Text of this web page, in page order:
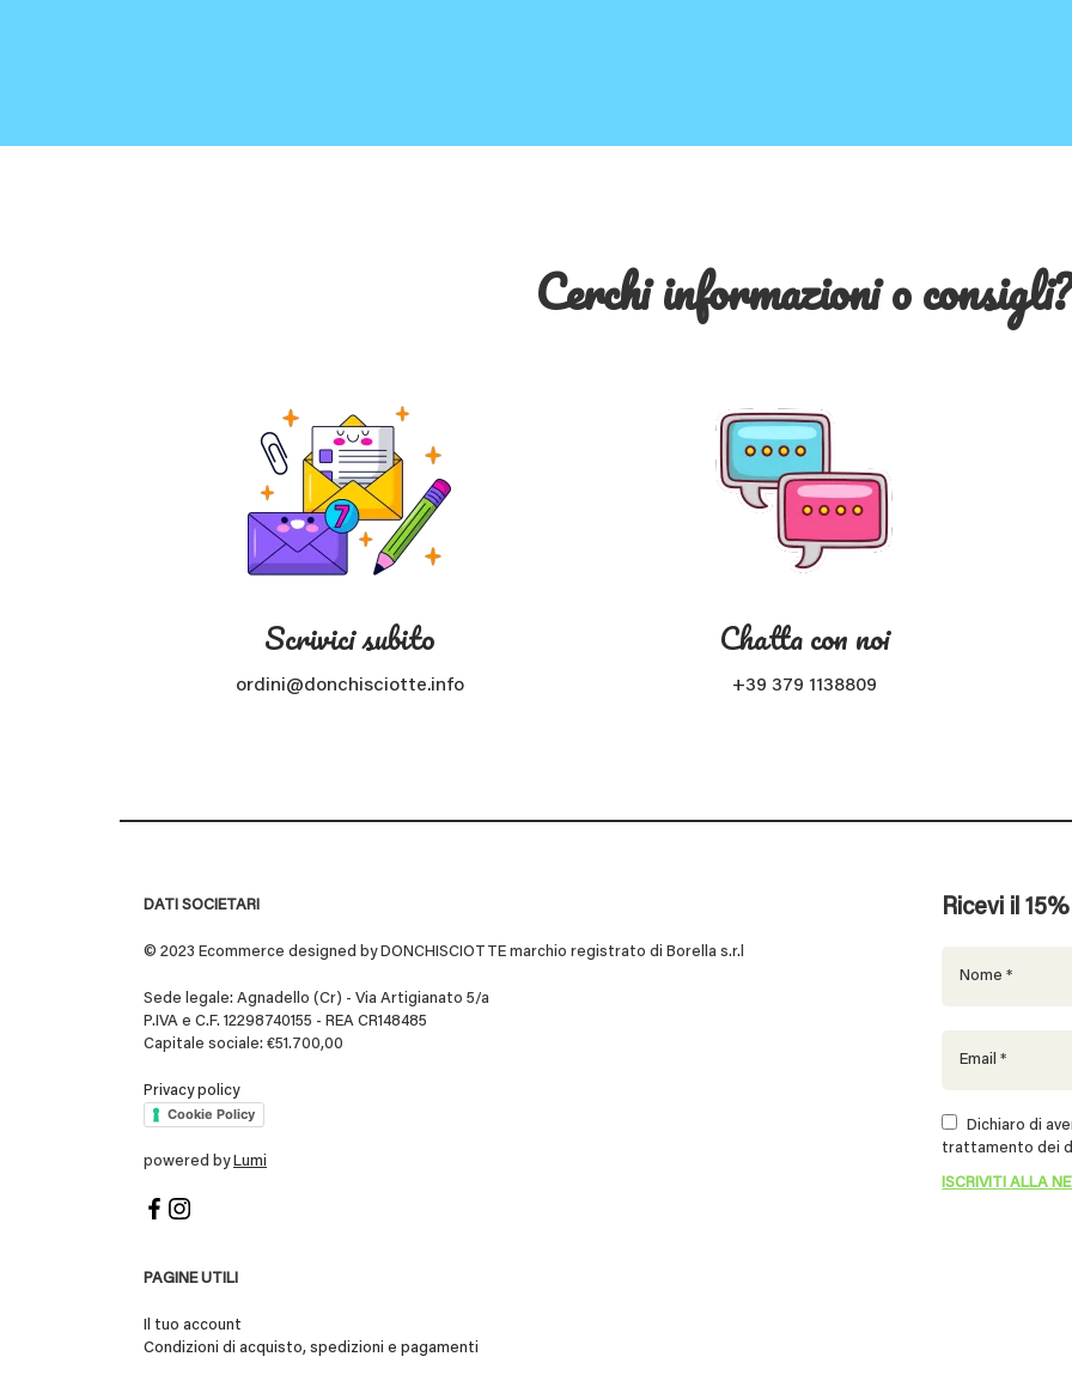
Cerchi informazioni o consigli?
Scrivici subito
ordini@donchisciotte.info
Chatta con noi
+39 379 1138809
DATI SOCIETARI
© 2023 Ecommerce designed by DONCHISCIOTTE marchio registrato di Borella s.r.l
Sede legale: Agnadello (Cr) - Via Artigianato 5/a
P.IVA e C.F. 12298740155 - REA CR148485
Capitale sociale: €51.700,00
Privacy policy
Cookie Policy
powered by Lumi
PAGINE UTILI
Il tuo account
Condizioni di acquisto, spedizioni e pagamenti
Ricevi il
Dichiaro di
trattamento dei